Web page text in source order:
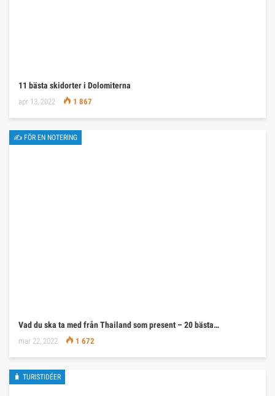
11 bästa skidorter i Dolomiterna
apr 13, 2022 1 867
✍ FÖR EN NOTERING
Vad du ska ta med från Thailand som present – 20 bästa…
mar 22, 2022 1 672
🧳 TURISTIDÉER